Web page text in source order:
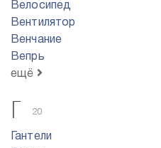
Велосипед
Вентилятор
Венчание
Вепрь
ещё
Г 20
Гантели